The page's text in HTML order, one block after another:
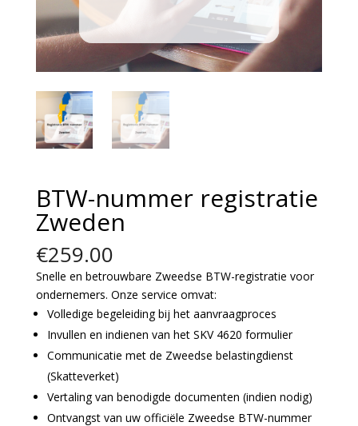
BTW-nummer registratie
Zweden
€259.00
Snelle en betrouwbare Zweedse BTW-registratie voor
ondernemers. Onze service omvat:
Volledige begeleiding bij het aanvraagproces
Invullen en indienen van het SKV 4620 formulier
Communicatie met de Zweedse belastingdienst
(Skatteverket)
Vertaling van benodigde documenten (indien nodig)
Ontvangst van uw officiële Zweedse BTW-nummer